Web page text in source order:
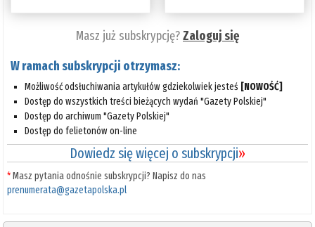
Masz już subskrypcję?Zaloguj się
W ramach subskrypcji otrzymasz:
Możliwość odsłuchiwania artykułów gdziekolwiek jesteś [NOWOŚĆ]
Dostęp do wszystkich treści bieżących wydań "Gazety Polskiej"
Dostęp do archiwum "Gazety Polskiej"
Dostęp do felietonów on-line
Dowiedz się więcej o subskrypcji»
*Masz pytania odnośnie subskrypcji? Napisz do nas
prenumerata@gazetapolska.pl